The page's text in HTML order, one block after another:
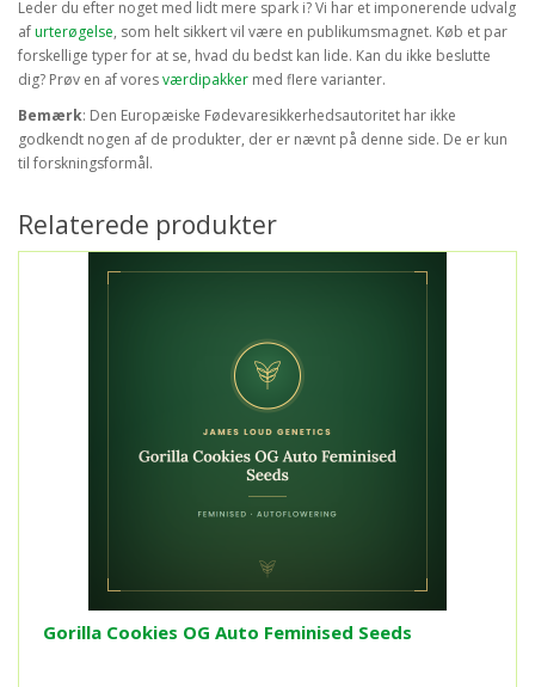
Leder du efter noget med lidt mere spark i? Vi har et imponerende udvalg
afurterøgelse, som helt sikkert vil være en publikumsmagnet. Køb et par
forskellige typer for at se, hvad du bedst kan lide. Kan du ikke beslutte
dig? Prøv en af voresværdipakker med flere varianter.
Bemærk: Den Europæiske Fødevaresikkerhedsautoritet har ikke
godkendt nogen af de produkter, der er nævnt på denne side. De er kun
til forskningsformål.
Relaterede produkter
Gorilla Cookies OG Auto Feminised Seeds